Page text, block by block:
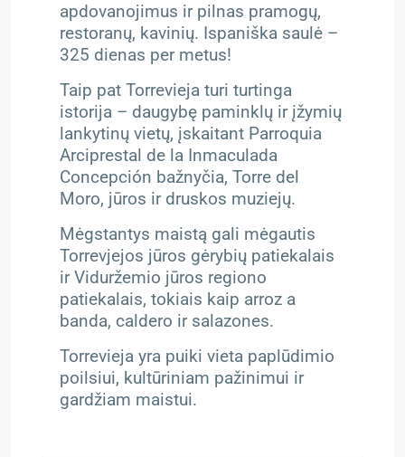
apdovanojimus ir pilnas pramogų,
restoranų, kavinių. Ispaniška saulė –
325 dienas per metus!
Taip pat Torrevieja turi turtinga
istorija – daugybę paminklų ir įžymių
lankytinų vietų, įskaitant Parroquia
Arciprestal de la Inmaculada
Concepción bažnyčia, Torre del
Moro, jūros ir druskos muziejų.
Mėgstantys maistą gali mėgautis
Torrevjejos jūros gėrybių patiekalais
ir Viduržemio jūros regiono
patiekalais, tokiais kaip arroz a
banda, caldero ir salazones.
Torrevieja yra puiki vieta paplūdimio
poilsiui, kultūriniam pažinimui ir
gardžiam maistui.